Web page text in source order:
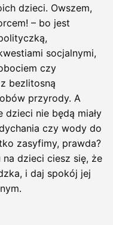
dzieci. Owszem,
– bo jest
socjalnymi,
czy
bezlitosną
przyrody. A
nie będą miały
czy wody do
zasyfimy, prawda?
dzieci ciesz się, że
i daj spokój jej